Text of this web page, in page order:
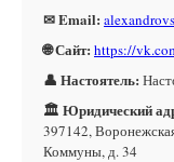
✉ Email:
🌐 Сайт: https://
👤 Настоятель:
🏛 Юридический
397142,
Коммуны, д. 34